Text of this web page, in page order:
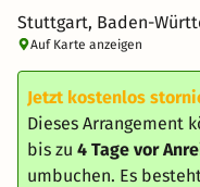
Stuttgart, Baden-
Auf Karte anzeigen
Jetzt kostenlos
Dieses Arrangement
bis zu 4 Tage vor
umbuchen. Es